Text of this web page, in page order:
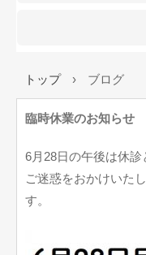
トップ › ブログ
臨時休業のお知らせ
6月28日の午後は休診
ご迷惑をおかけいた
す。